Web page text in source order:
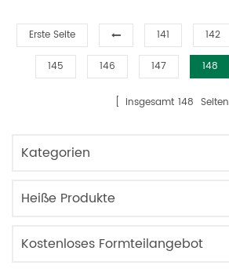
Erste Seite 141 142
145 146 147 148
insgesamt 148 Seiten
Kategorien
Heiße Produkte
Kostenloses Formteilangebot